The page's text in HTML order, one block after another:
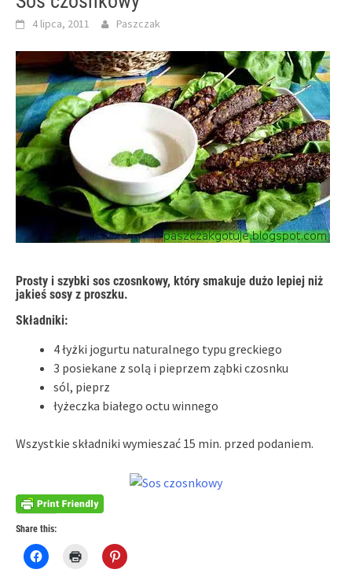
4 lipca, 2011 Paszczak
Prosty i szybki sos czosnkowy, który smakuje dużo lepiej niż
jakieś sosy z proszku.
Składniki:
4 łyżki jogurtu naturalnego typu greckiego
3 posiekane z solą i pieprzem ząbki czosnku
sól, pieprz
łyżeczka białego octu winnego
Wszystkie składniki wymieszać 15 min. przed podaniem.
Share this:
Click
to
Click Click
to